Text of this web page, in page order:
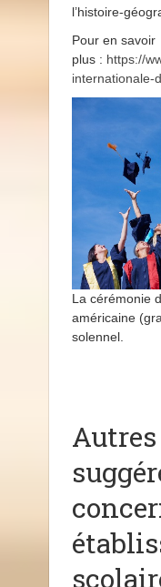
l’histoire-
Pour en savoir
plus : https://
internationale-
La cérémonie
américaine
solennel.